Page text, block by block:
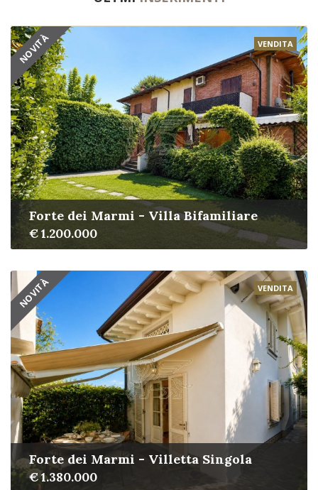
NOVITÀ VENDITA
Forte dei Marmi - Villa Bifamiliare
€ 1.200.000
NOVITÀ VENDITA
Forte dei Marmi - Villetta Singola
€ 1.380.000